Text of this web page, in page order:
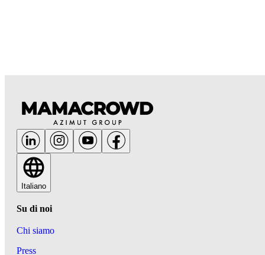
Italiano
Su di noi
Chi siamo
Press